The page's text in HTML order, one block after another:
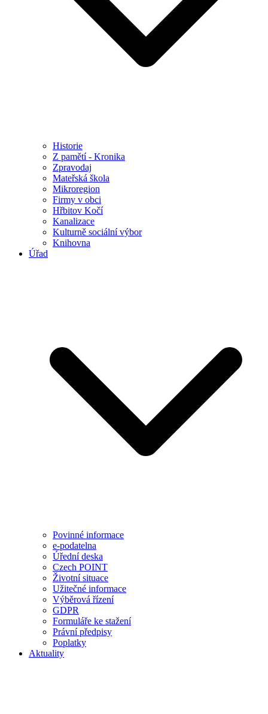
Historie
Z pamětí - Kronika
Zpravodaj
Mateřská škola
Mikroregion
Firmy v obci
Hřbitov Kočí
Kanalizace
Kulturně sociální výbor
Knihovna
Úřad
Povinné informace
e-podatelna
Úřední deska
Czech POINT
Životní situace
Užitečné informace
Výběrová řízení
GDPR
Formuláře ke stažení
Právní předpisy
Poplatky
Aktuality